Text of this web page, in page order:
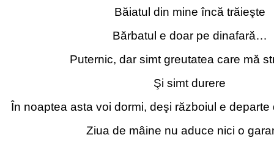
Băiatul din mine încă trăieşte
Bărbatul e doar pe dinafară…
Puternic, dar simt greutatea care mă
Şi simt durere
În noaptea asta voi dormi, deşi războiul e departe
Ziua de mâine nu aduce nici o